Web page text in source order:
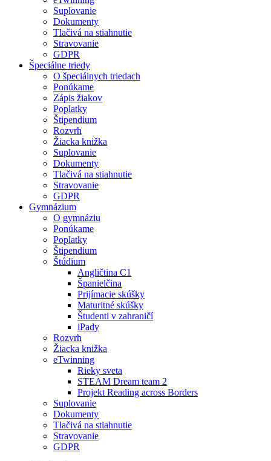
Suplovanie
Dokumenty
Tlačivá na stiahnutie
Stravovanie
GDPR
Špeciálne triedy
O špeciálnych triedach
Ponúkame
Zápis žiakov
Poplatky
Štipendium
Rozvrh
Žiacka knižka
Suplovanie
Dokumenty
Tlačivá na stiahnutie
Stravovanie
GDPR
Gymnázium
O gymnáziu
Ponúkame
Poplatky
Štipendium
Štúdium
Angličtina C1
Španielčina
Prijímacie skúšky
Maturitné skúšky
Študenti v zahraničí
iPady
Rozvrh
Žiacka knižka
eTwinning
Rieky sveta
STEAM Dream team 2
Projekt Reading across Borders
Suplovanie
Dokumenty
Tlačivá na stiahnutie
Stravovanie
GDPR